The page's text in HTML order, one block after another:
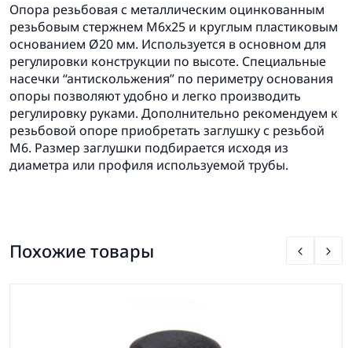
Опора резьбовая с металлическим оцинкованным
резьбовым стержнем М6х25 и круглым пластиковым
основанием Ø20 мм. Используется в основном для
регулировки конструкции по высоте. Специальные
насечки “антискольжения” по периметру основания
опоры позволяют удобно и легко производить
регулировку руками. Дополнительно рекомендуем к
резьбовой опоре приобретать заглушку с резьбой
М6. Размер заглушки подбирается исходя из
диаметра или профиля используемой трубы.
Похожие товары